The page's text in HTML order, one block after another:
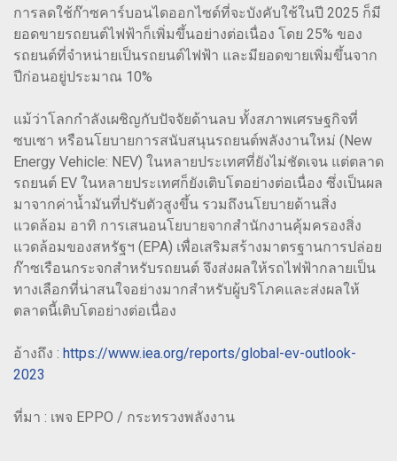
การลดใช้ก๊าซคาร์บอนไดออกไซด์ที่จะบังคับใช้ในปี 2025 ก็มี
ยอดขายรถยนต์ไฟฟ้าก็เพิ่มขึ้นอย่างต่อเนื่อง โดย 25% ของ
รถยนต์ที่จำหน่ายเป็นรถยนต์ไฟฟ้า และมียอดขายเพิ่มขึ้นจาก
ปีก่อนอยู่ประมาณ 10%
แม้ว่าโลกกำลังเผชิญกับปัจจัยด้านลบ ทั้งสภาพเศรษฐกิจที่
ซบเซา หรือนโยบายการสนับสนุนรถยนต์พลังงานใหม่ (New
Energy Vehicle: NEV) ในหลายประเทศที่ยังไม่ชัดเจน แต่ตลาด
รถยนต์ EV ในหลายประเทศก็ยังเติบโตอย่างต่อเนื่อง ซึ่งเป็นผล
มาจากค่าน้ำมันที่ปรับตัวสูงขึ้น รวมถึงนโยบายด้านสิ่ง
แวดล้อม อาทิ การเสนอนโยบายจากสำนักงานคุ้มครองสิ่ง
แวดล้อมของสหรัฐฯ (EPA) เพื่อเสริมสร้างมาตรฐานการปล่อย
ก๊าซเรือนกระจกสำหรับรถยนต์ จึงส่งผลให้รถไฟฟ้ากลายเป็น
ทางเลือกที่น่าสนใจอย่างมากสำหรับผู้บริโภคและส่งผลให้
ตลาดนี้เติบโตอย่างต่อเนื่อง
อ้างถึง : https://www.iea.org/reports/global-ev-outlook-
2023
ที่มา : เพจ EPPO / กระทรวงพลังงาน